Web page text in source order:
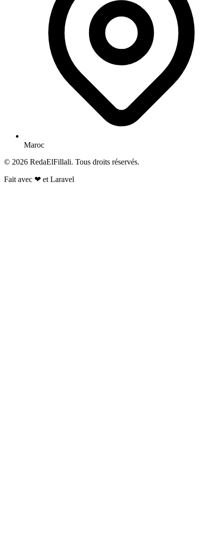
Maroc
© 2026 RedaElFillali. Tous droits réservés.
Fait avec ❤ et Laravel